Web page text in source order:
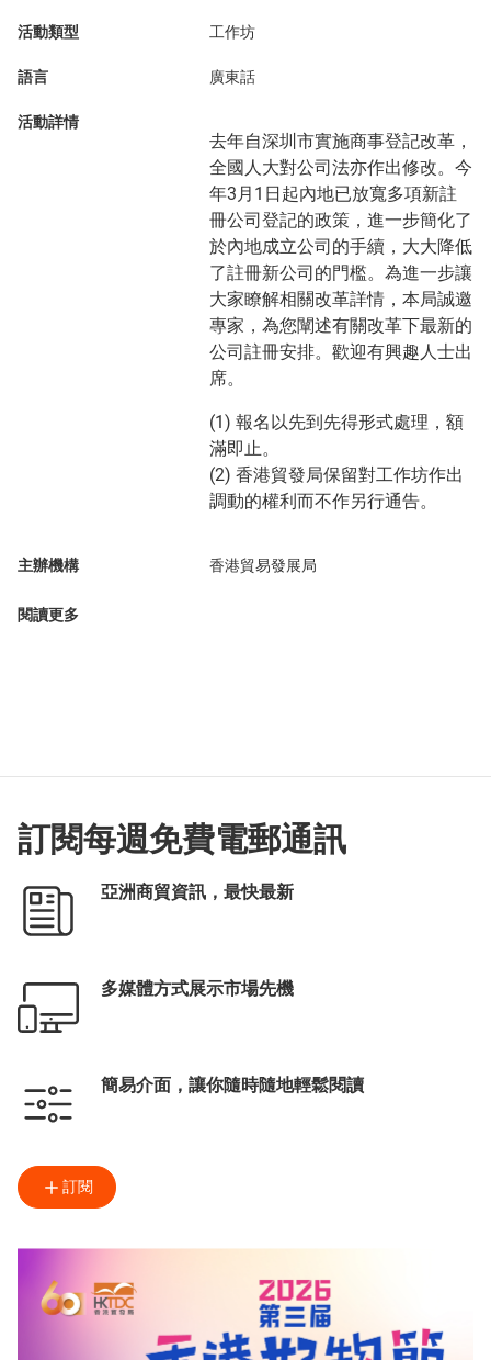
活動類型 工作坊
語言 廣東話
活動詳情
去年自深圳市實施商事登記改革，
全國人大對公司法亦作出修改。今
年3月1日起內地已放寬多項新註
冊公司登記的政策，進一步簡化了
於內地成立公司的手續，大大降低
了註冊新公司的門檻。為進一步讓
大家瞭解相關改革詳情，本局誠邀
專家，為您闡述有關改革下最新的
公司註冊安排。歡迎有興趣人士出
席。
(1) 報名以先到先得形式處理，額
滿即止。
(2) 香港貿發局保留對工作坊作出
調動的權利而不作另行通告。
主辦機構 香港貿易發展局
閱讀更多
訂閱每週免費電郵通訊
亞洲商貿資訊，最快最新
多媒體方式展示市場先機
簡易介面，讓你隨時隨地輕鬆閱讀
訂閱